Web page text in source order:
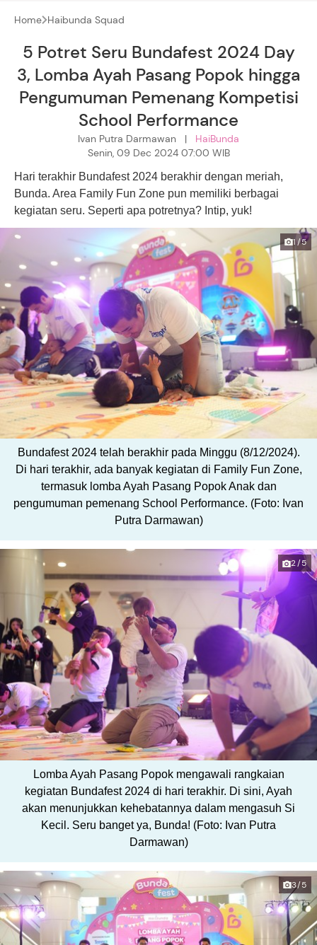
Home Haibunda Squad
5 Potret Seru Bundafest 2024 Day
3, Lomba Ayah Pasang Popok hingga
Pengumuman Pemenang Kompetisi
School Performance
Ivan Putra Darmawan | HaiBunda
Senin, 09 Dec 2024 07:00 WIB
Hari terakhir Bundafest 2024 berakhir dengan meriah,
Bunda. Area Family Fun Zone pun memiliki berbagai
kegiatan seru. Seperti apa potretnya? Intip, yuk!
1/5
Bundafest 2024 telah berakhir pada Minggu (8/12/2024).
Di hari terakhir, ada banyak kegiatan di Family Fun Zone,
termasuk lomba Ayah Pasang Popok Anak dan
pengumuman pemenang School Performance. (Foto: Ivan
Putra Darmawan)
2/5
Lomba Ayah Pasang Popok mengawali rangkaian
kegiatan Bundafest 2024 di hari terakhir. Di sini, Ayah
akan menunjukkan kehebatannya dalam mengasuh Si
Kecil. Seru banget ya, Bunda! (Foto: Ivan Putra
Darmawan)
3/5